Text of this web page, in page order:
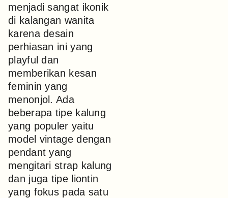
menjadi sangat ikonik
di kalangan wanita
karena desain
perhiasan ini yang
playful dan
memberikan kesan
feminin yang
menonjol. Ada
beberapa tipe kalung
yang populer yaitu
model vintage dengan
pendant yang
mengitari strap kalung
dan juga tipe liontin
yang fokus pada satu